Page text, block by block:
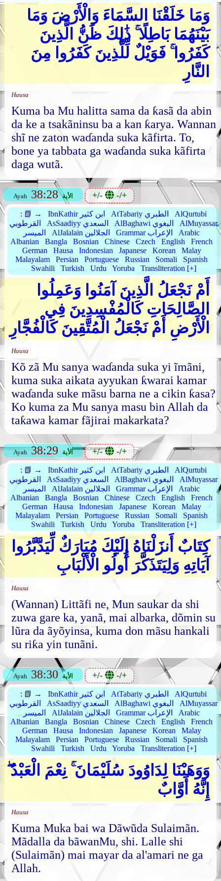
وَمَا خَلَقْنَا السَّمَاءَ وَالْأَرْضَ وَمَا
بَيْنَهُمَا بَاطِلًا ۚ ذَٰلِكَ ظَنُّ الَّذِينَ
كَفَرُوا ۚ فَوَيْلٌ لِّلَّذِينَ كَفَرُوا مِنَ
النَّارِ
Hausa
Kuma ba Mu halitta sama da ƙasã da abin
da ke a tsakãninsu ba a kan ƙarya. Wannan
shĩ ne zaton waɗanda suka kãfirta. To,
bone ya tabbata ga waɗanda suka kãfirta
daga wutã.
Ayah 38:28 الأية +/- -/+
: 📗 → IbnKathir ابن كثير AtTabariy الطبري
AlQurtubi
القرطوبي
AsSaadiyy السعدي AlBaghawi البغوي
AlMuyassar
الميسر
AlJalalain الجلالين Grammar الإعراب
Arabic
Albanian
Bangla Bosnian Chinese Czech English
French
German
Hausa Indonesian Japanese Korean
Malay
Malayalam
Persian Portuguese Russian Somali
Spanish
Swahili
Turkish Urdu Yoruba Transliteration [+]
أَمْ نَجْعَلُ الَّذِينَ آمَنُوا وَعَمِلُوا
الصَّالِحَاتِ كَالْمُفْسِدِينَ فِي
الْأَرْضِ أَمْ نَجْعَلُ الْمُتَّقِينَ كَالْفُجَّارِ
Hausa
Kõ zã Mu sanya waɗanda suka yi ĩmãni,
kuma suka aikata ayyukan ƙwarai kamar
waɗanda suke mãsu barna ne a cikin ƙasa?
Ko kuma za Mu sanya masu bin Allah da
taƙawa kamar fãjirai makarkata?
Ayah 38:29 الأية +/- -/+
: 📗 → IbnKathir ابن كثير AtTabariy الطبري
AlQurtubi
القرطوبي
AsSaadiyy السعدي AlBaghawi البغوي
AlMuyassar
الميسر
AlJalalain الجلالين Grammar الإعراب
Arabic
Albanian
Bangla Bosnian Chinese Czech English
French
German
Hausa Indonesian Japanese Korean
Malay
Malayalam
Persian Portuguese Russian Somali
Spanish
Swahili
Turkish Urdu Yoruba Transliteration [+]
كِتَابٌ أَنزَلْنَاهُ إِلَيْكَ مُبَارَكٌ لِّيَدَّبَّرُوا
آيَاتِهِ وَلِيَتَذَكَّرَ أُولُو الْأَلْبَابِ
Hausa
(Wannan) Littãfi ne, Mun saukar da shi
zuwa gare ka, yanã, mai albarka, dõmin su
lũra da ãyõyinsa, kuma don mãsu hankali
su riƙa yin tunãni.
Ayah 38:30 الأية +/- -/+
: 📗 → IbnKathir ابن كثير AtTabariy الطبري
AlQurtubi
القرطوبي
AsSaadiyy السعدي AlBaghawi البغوي
AlMuyassar
الميسر
AlJalalain الجلالين Grammar الإعراب
Arabic
Albanian
Bangla Bosnian Chinese Czech English
French
German
Hausa Indonesian Japanese Korean
Malay
Malayalam
Persian Portuguese Russian Somali
Spanish
Swahili
Turkish Urdu Yoruba Transliteration [+]
وَوَهَبْنَا لِدَاوُودَ سُلَيْمَانَ ۚ نِعْمَ الْعَبْدُ ۖ
إِنَّهُ أَوَّابٌ
Hausa
Kuma Muka bai wa Dãwũda Sulaimãn.
Mãdalla da bãwanMu, shi. Lalle shi
(Sulaimãn) mai mayar da al'amari ne ga
Allah.